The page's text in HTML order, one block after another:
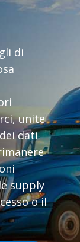
di
unite
dati
supply
o il